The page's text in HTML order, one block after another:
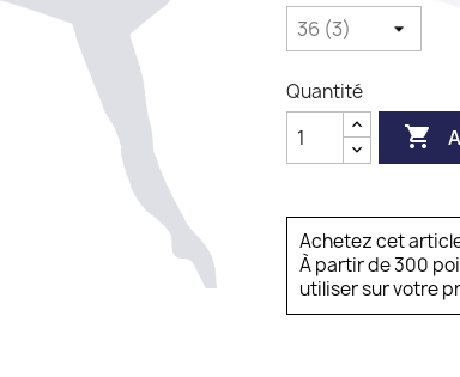
Quantité

Achetez cet
À partir de 300
utiliser sur votre